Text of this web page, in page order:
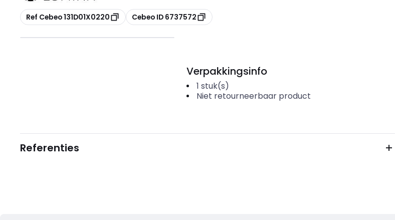
Kopiëren
Ref Cebeo 131D01X0220 Kopiëren
Cebeo ID 6737572
Verpakkingsinfo
1 stuk(s)
Niet retourneerbaar product
Referenties